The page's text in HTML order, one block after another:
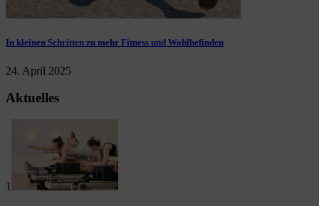
In kleinen Schritten zu mehr Fitness und Wohlbefinden
24. April 2025
Aktuelles
1